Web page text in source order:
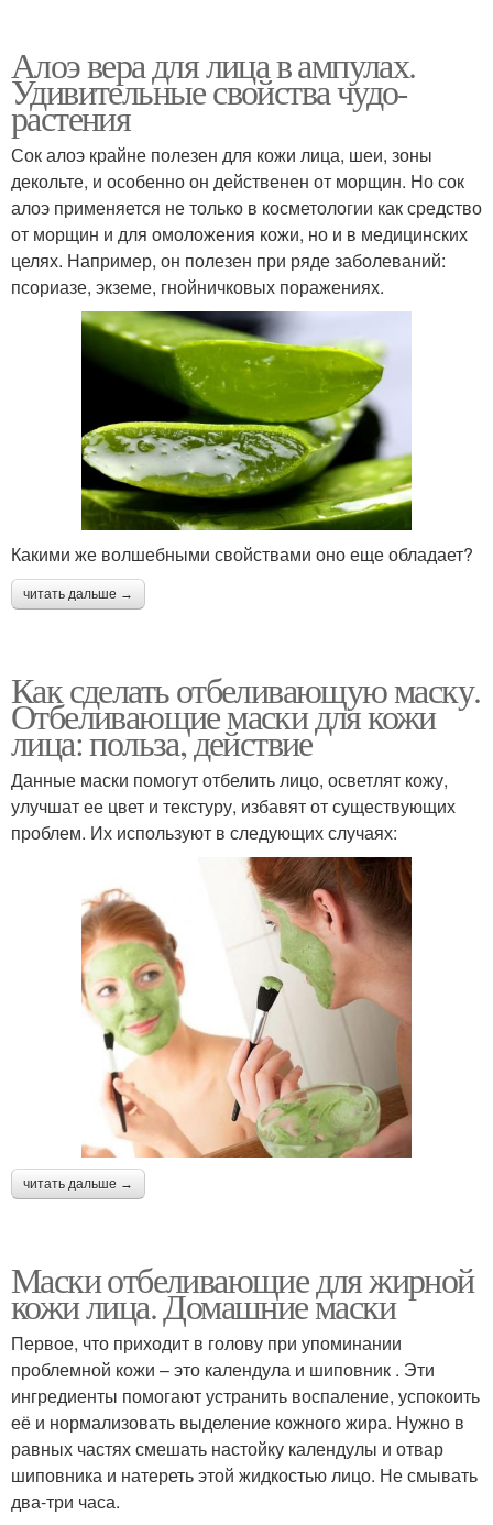
Алоэ вера для лица в ампулах.
Удивительные свойства чудо-
растения
Сок алоэ крайне полезен для кожи лица, шеи, зоны
декольте, и особенно он действенен от морщин. Но сок
алоэ применяется не только в косметологии как средство
от морщин и для омоложения кожи, но и в медицинских
целях. Например, он полезен при ряде заболеваний:
псориазе, экземе, гнойничковых поражениях.
Какими же волшебными свойствами оно еще обладает?
читать дальше →
Как сделать отбеливающую маску.
Отбеливающие маски для кожи
лица: польза, действие
Данные маски помогут отбелить лицо, осветлят кожу,
улучшат ее цвет и текстуру, избавят от существующих
проблем. Их используют в следующих случаях:
читать дальше →
Маски отбеливающие для жирной
кожи лица. Домашние маски
Первое, что приходит в голову при упоминании
проблемной кожи – это календула и шиповник . Эти
ингредиенты помогают устранить воспаление, успокоить
её и нормализовать выделение кожного жира. Нужно в
равных частях смешать настойку календулы и отвар
шиповника и натереть этой жидкостью лицо. Не смывать
два-три часа.